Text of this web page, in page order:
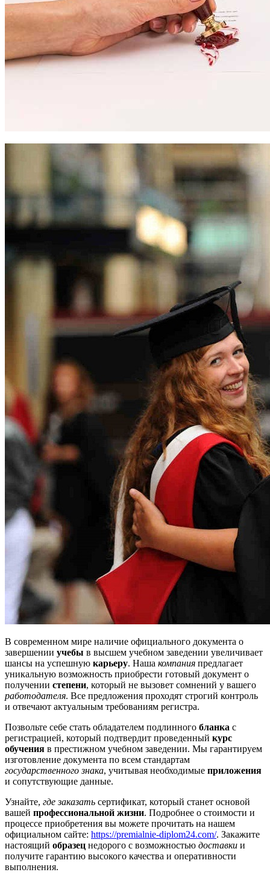
В современном мире наличие официального документа о
завершении учебы в высшем учебном заведении увеличивает
шансы на успешную карьеру. Наша компания предлагает
уникальную возможность приобрести готовый документ о
получении степени, который не вызовет сомнений у вашего
работодателя. Все предложения проходят строгий контроль
и отвечают актуальным требованиям регистра.
Позвольте себе стать обладателем подлинного бланка с
регистрацией, который подтвердит проведенный курс
обучения в престижном учебном заведении. Мы гарантируем
изготовление документа по всем стандартам
государственного знака, учитывая необходимые приложения
и сопутствующие данные.
Узнайте, где заказать сертификат, который станет основой
вашей профессиональной жизни. Подробнее о стоимости и
процессе приобретения вы можете прочитать на нашем
официальном сайте: https://premialnie-diplom24.com/. Закажите
настоящий образец недорого с возможностью доставки и
получите гарантию высокого качества и оперативности
выполнения.